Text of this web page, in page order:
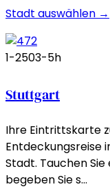
Stadt auswählen →
1-2503-5h
Stuttgart
Ihre Eintrittskarte
Entdeckungsreise
Stadt. Tauchen
begeben Sie s…